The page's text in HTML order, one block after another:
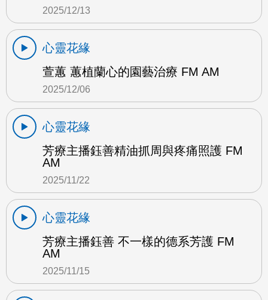
2025/12/13
心靈花緣
萱蕙 蕙植蘭心的園藝治療 FM AM
2025/12/06
心靈花緣
芳療主播鈺善精油抓周與疼痛照護 FM
AM
2025/11/22
心靈花緣
芳療主播鈺善 不一樣的德系芳護 FM
AM
2025/11/15